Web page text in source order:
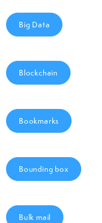
Big Data
Blockchain
Bookmarks
Bounding box
Bulk mail